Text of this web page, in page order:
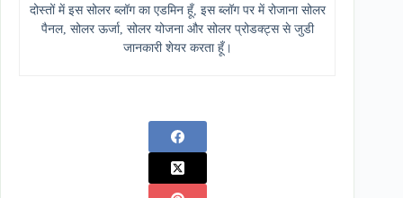
दोस्तों में इस सोलर ब्लॉग का एडमिन हूँ, इस ब्लॉग पर में रोजाना सोलर
पैनल, सोलर ऊर्जा, सोलर योजना और सोलर प्रोडक्ट्स से जुडी
जानकारी शेयर करता हूँ।